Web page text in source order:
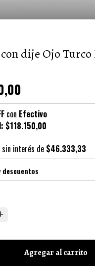
dije Ojo Turco
con Efectivo
$118.150,00
sin interés de $46.333,33
descuentos
Agregar al carrito